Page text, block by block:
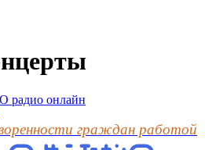
граждан работой